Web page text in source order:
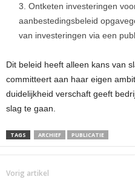
Ontketen investeringen
aanbestedingsbeleid
van investeringen via een
Dit beleid heeft alleen kans van
committeert aan haar eigen
duidelijkheid verschaft geeft
slag te gaan.
TAGS ARCHIEF PUBLICATIE
Vorig artikel